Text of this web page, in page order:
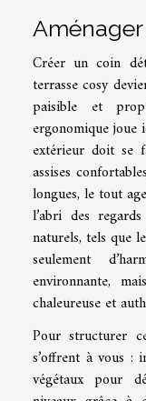
Créer un coin
terrasse cosy
paisible et
ergonomique
extérieur doit se
assises
longues, le tout
l’abri des
naturels, tels que
seulement
environnante,
chaleureuse et
Pour structurer
s’offrent à vous :
végétaux pour